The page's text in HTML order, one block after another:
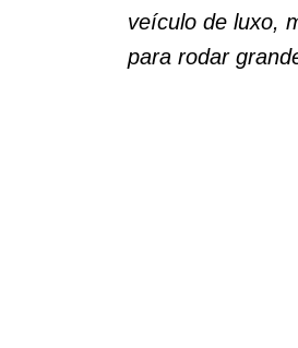
veículo de luxo,
para rodar